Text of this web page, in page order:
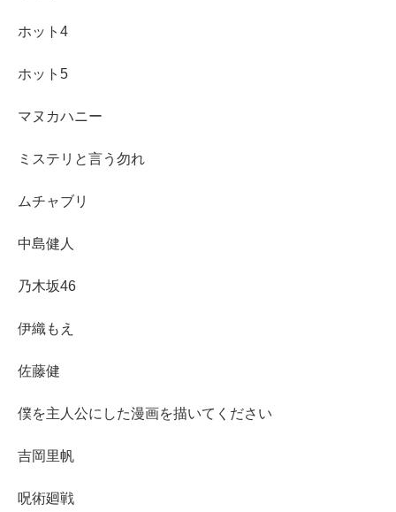
ホット4
ホット5
マヌカハニー
ミステリと言う勿れ
ムチャブリ
中島健人
乃木坂46
伊織もえ
佐藤健
僕を主人公にした漫画を描いてください
吉岡里帆
呪術廻戦